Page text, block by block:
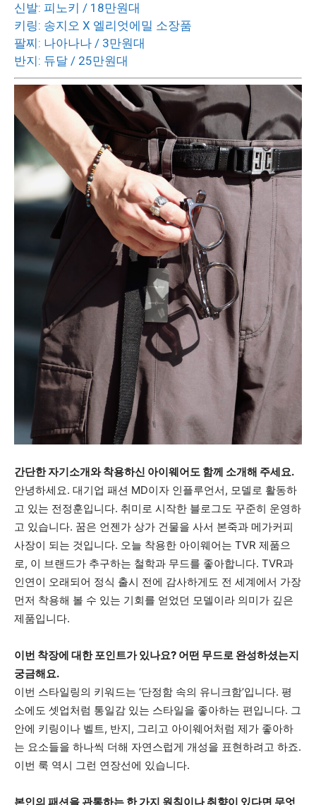
신발: 피노키 / 18만원대
키링: 송지오 X 엘리엇에밀 소장품
팔찌: 나아나나 / 3만원대
반지: 듀달 / 25만원대
간단한 자기소개와 착용하신 아이웨어도 함께 소개해 주세요.
안녕하세요. 대기업 패션 MD이자 인플루언서, 모델로 활동하
고 있는 전정훈입니다. 취미로 시작한 블로그도 꾸준히 운영하
고 있습니다. 꿈은 언젠가 상가 건물을 사서 본죽과 메가커피
사장이 되는 것입니다. 오늘 착용한 아이웨어는 TVR 제품으
로, 이 브랜드가 추구하는 철학과 무드를 좋아합니다. TVR과
인연이 오래되어 정식 출시 전에 감사하게도 전 세계에서 가장
먼저 착용해 볼 수 있는 기회를 얻었던 모델이라 의미가 깊은
제품입니다.
이번 착장에 대한 포인트가 있나요? 어떤 무드로 완성하셨는지
궁금해요.
이번 스타일링의 키워드는 ‘단정함 속의 유니크함’입니다. 평
소에도 셋업처럼 통일감 있는 스타일을 좋아하는 편입니다. 그
안에 키링이나 벨트, 반지, 그리고 아이웨어처럼 제가 좋아하
는 요소들을 하나씩 더해 자연스럽게 개성을 표현하려고 하죠.
이번 룩 역시 그런 연장선에 있습니다.
본인의 패션을 관통하는 한 가지 원칙이나 취향이 있다면 무엇